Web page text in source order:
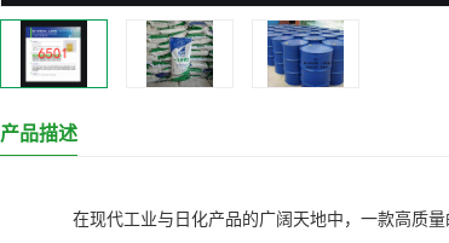
产品描述
在现代工业与日化产品的广阔天地中，一款高质